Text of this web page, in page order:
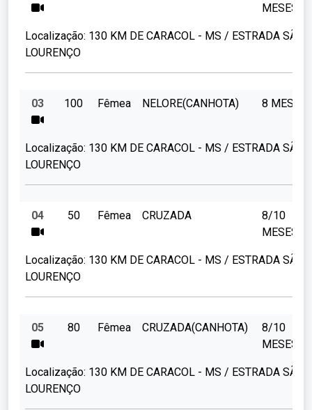
MESES
Localização: 130 KM DE CARACOL - MS / ESTRADA SÃO
LOURENÇO
03 100 Fêmea NELORE(CANHOTA) 8 MESES
Localização: 130 KM DE CARACOL - MS / ESTRADA SÃO
LOURENÇO
04 50 Fêmea CRUZADA
8/10
MESES
Localização: 130 KM DE CARACOL - MS / ESTRADA SÃO
LOURENÇO
05 80 Fêmea CRUZADA(CANHOTA)
8/10
MESES
Localização: 130 KM DE CARACOL - MS / ESTRADA SÃO
LOURENÇO